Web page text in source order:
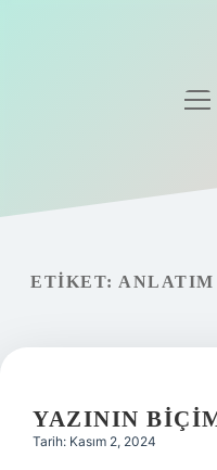
Gizlilik Politikası
ETIKET:
YAZININ
Tarih: Kasım 2, 2024